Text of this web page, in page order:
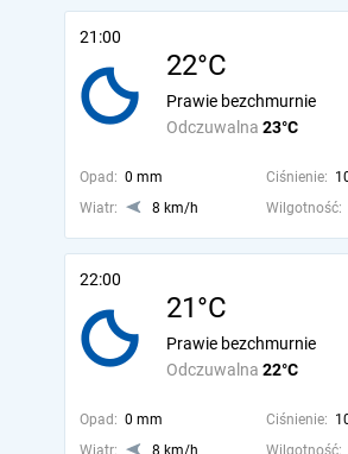
21:00
22°C
Odczuwalna 23°C
Prawie bezchmurnie
Opad: 0 mm Ciśnienie:
Wiatr:
8 km/h Wilgotność:
22:00
21°C
Odczuwalna 22°C
Prawie bezchmurnie
Opad: 0 mm Ciśnienie:
Wiatr:
8 km/h Wilgotność: